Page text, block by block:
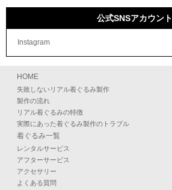
公式SNSアカウント
Instagram
HOME
失敗しないリアル着ぐるみ製作
製作の流れ
リアル着ぐるみの特徴
実際にあった着ぐるみ製作のトラブル
着ぐるみ一覧
レンタルサービス
アフターサービス
アクセサリー
よくある質問